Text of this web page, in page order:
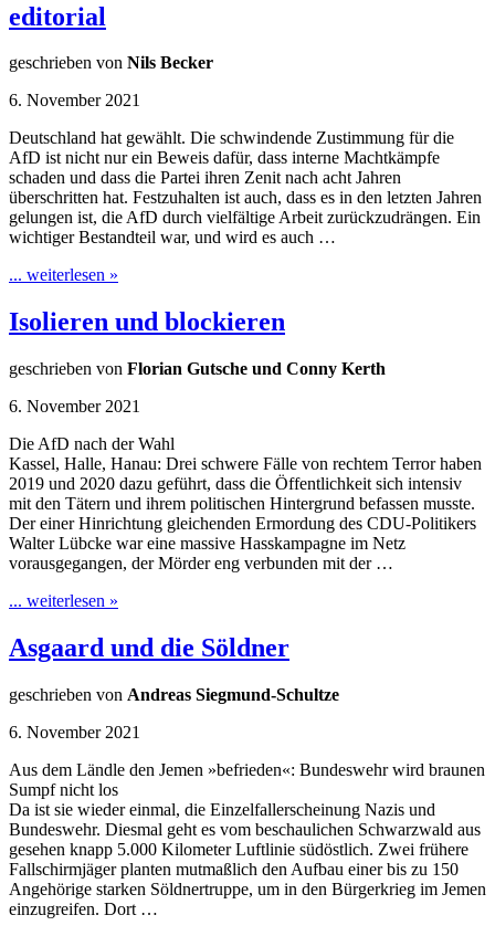
editorial
geschrieben von Nils Becker
6. November 2021
Deutschland hat gewählt. Die schwindende Zustimmung für die
AfD ist nicht nur ein Beweis dafür, dass interne Machtkämpfe
schaden und dass die Partei ihren Zenit nach acht Jahren
überschritten hat. Festzuhalten ist auch, dass es in den letzten Jahren
gelungen ist, die AfD durch vielfältige Arbeit zurückzudrängen. Ein
wichtiger Bestandteil war, und wird es auch …
... weiterlesen »
Isolieren und blockieren
geschrieben von Florian Gutsche und Conny Kerth
6. November 2021
Die AfD nach der Wahl
Kassel, Halle, Hanau: Drei schwere Fälle von rechtem Terror haben
2019 und 2020 dazu geführt, dass die Öffentlichkeit sich intensiv
mit den Tätern und ihrem politischen Hintergrund befassen musste.
Der einer Hinrichtung gleichenden Ermordung des CDU-Politikers
Walter Lübcke war eine massive Hasskampagne im Netz
vorausgegangen, der Mörder eng verbunden mit der …
... weiterlesen »
Asgaard und die Söldner
geschrieben von Andreas Siegmund-Schultze
6. November 2021
Aus dem Ländle den Jemen »befrieden«: Bundeswehr wird braunen
Sumpf nicht los
Da ist sie wieder einmal, die Einzelfallerscheinung Nazis und
Bundeswehr. Diesmal geht es vom beschaulichen Schwarzwald aus
gesehen knapp 5.000 Kilometer Luftlinie südöstlich. Zwei frühere
Fallschirmjäger planten mutmaßlich den Aufbau einer bis zu 150
Angehörige starken Söldnertruppe, um in den Bürgerkrieg im Jemen
einzugreifen. Dort …